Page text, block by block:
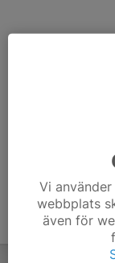
Vi
webbplats
även för